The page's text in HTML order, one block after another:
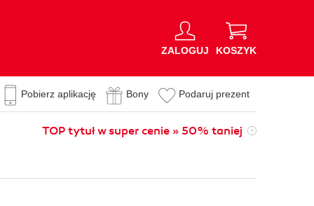
ZALOGUJ KOSZYK
Pobierz aplikację Bony Podaruj prezent
TOP tytuł w super cenie » 50% taniej